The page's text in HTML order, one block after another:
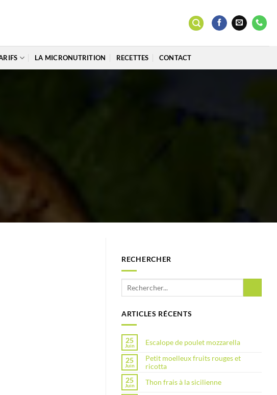
LA MICRONUTRITION RECETTES CONTACT
RECHERCHER
ARTICLES RÉCENTS
25
Juin Escalope de poulet mozzarella
25
Juin
Petit moelleux fruits rouges et
ricotta
25
Juin Thon frais à la sicilienne